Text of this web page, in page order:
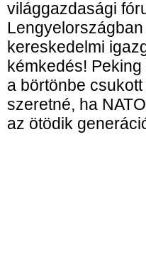
világgazdasági
kereskedelmi
kémkedés!
a börtönbe
szeretné, ha
az ötödik